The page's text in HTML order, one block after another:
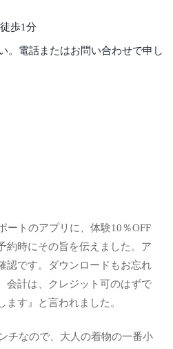
歩1分
。電話またはお問い合わせで申し
ートのアプリに、体験10％OFF
約時にその旨を伝えました。ア
認です。ダウンロードもお忘れ
会計は、クレジット可のはずで
ます』と言われました。
チなので、大人の着物の一番小